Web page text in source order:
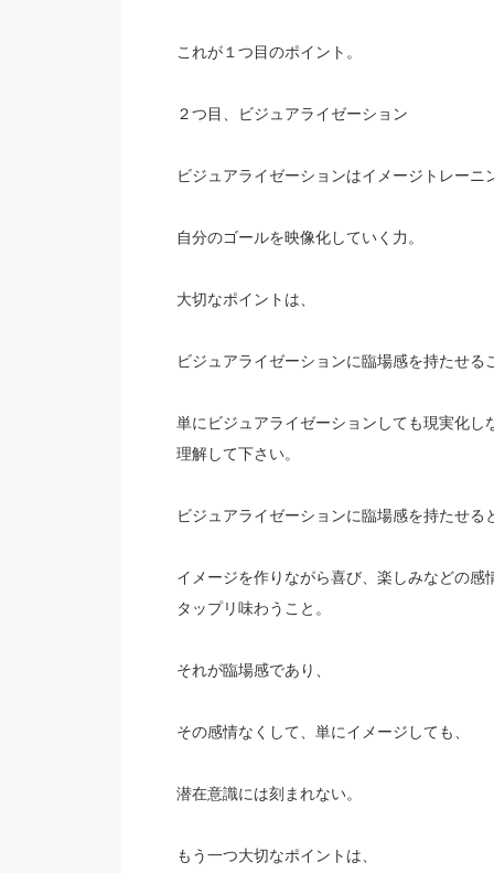
これが１つ目のポイント。
２つ目、ビジュアライゼーション
ビジュアライゼーションはイメージトレーニ
自分のゴールを映像化していく力。
大切なポイントは、
ビジュアライゼーションに臨場感を持たせる
単にビジュアライゼーションしても現実化し
理解して下さい。
ビジュアライゼーションに臨場感を持たせる
イメージを作りながら喜び、楽しみなどの感
タップリ味わうこと。
それが臨場感であり、
その感情なくして、単にイメージしても、
潜在意識には刻まれない。
もう一つ大切なポイントは、